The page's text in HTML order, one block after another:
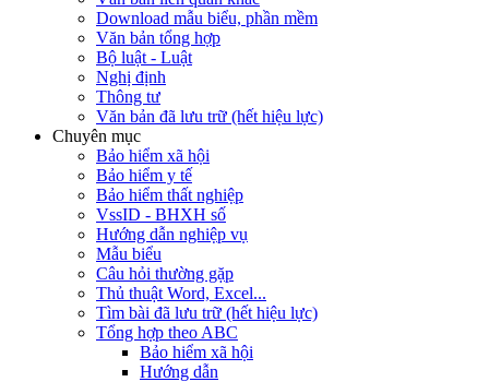
Download mẫu biểu, phần mềm
Văn bản tổng hợp
Bộ luật - Luật
Nghị định
Thông tư
Văn bản đã lưu trữ (hết hiệu lực)
Chuyên mục
Bảo hiểm xã hội
Bảo hiểm y tế
Bảo hiểm thất nghiệp
VssID - BHXH số
Hướng dẫn nghiệp vụ
Mẫu biểu
Câu hỏi thường gặp
Thủ thuật Word, Excel...
Tìm bài đã lưu trữ (hết hiệu lực)
Tổng hợp theo ABC
Bảo hiểm xã hội
Hướng dẫn